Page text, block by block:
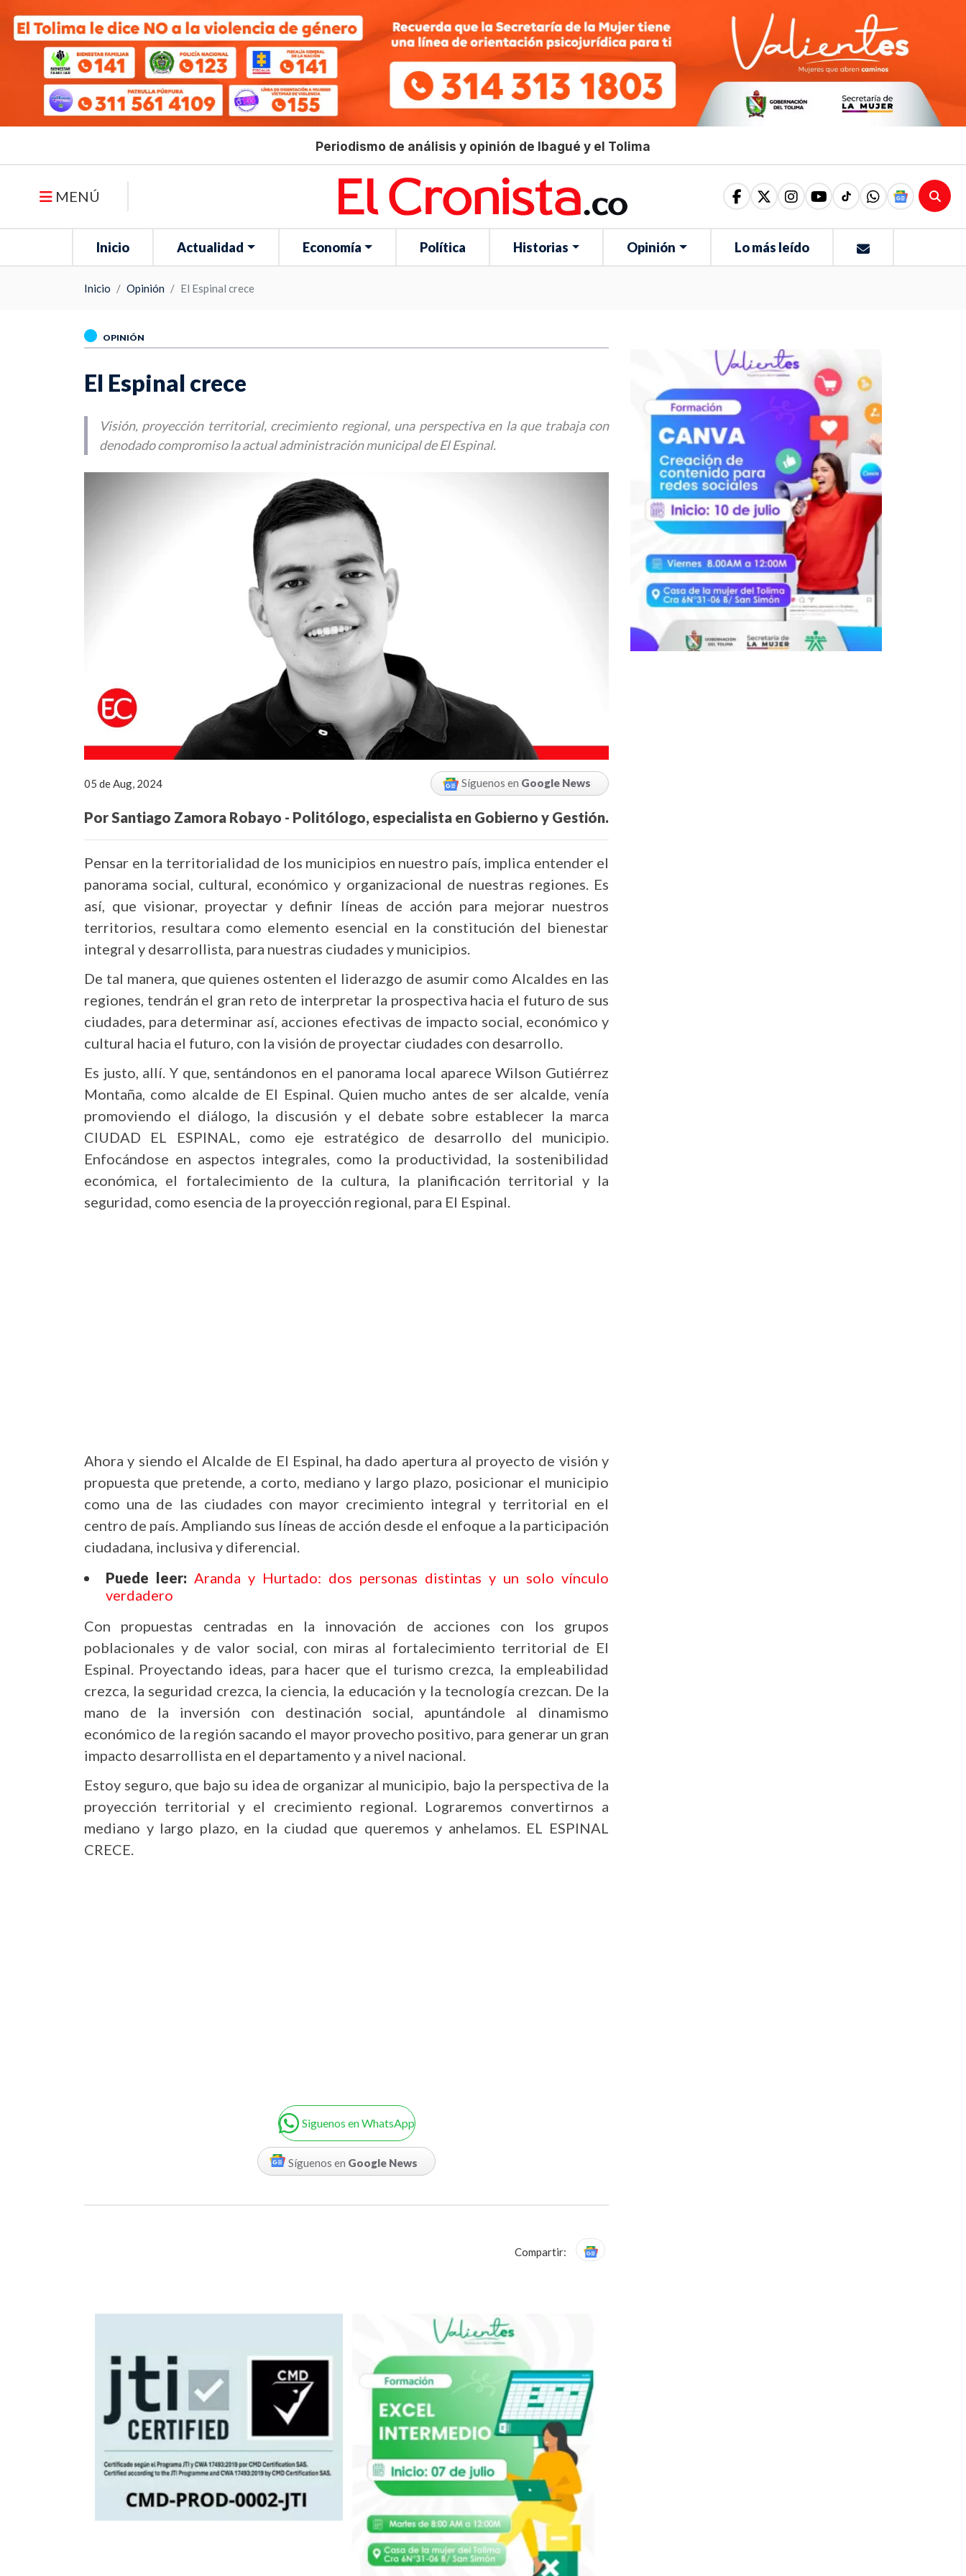
Periodismo de análisis y opinión de Ibagué y el Tolima
MENÚ
Inicio Actualidad Economía Política Historias Opinión Lo más leído
Inicio Opinión El Espinal crece
OPINIÓN
El Espinal crece
Visión, proyección territorial, crecimiento regional, una perspectiva en la que trabaja con
denodado compromiso la actual administración municipal de El Espinal.
05 de Aug, 2024 Síguenos en Google News
Por Santiago Zamora Robayo - Politólogo, especialista en Gobierno y Gestión.
Pensar en la territorialidad de los municipios en nuestro país, implica entender el
panorama social, cultural, económico y organizacional de nuestras regiones. Es
así, que visionar, proyectar y definir líneas de acción para mejorar nuestros
territorios, resultara como elemento esencial en la constitución del bienestar
integral y desarrollista, para nuestras ciudades y municipios.
De tal manera, que quienes ostenten el liderazgo de asumir como Alcaldes en las
regiones, tendrán el gran reto de interpretar la prospectiva hacia el futuro de sus
ciudades, para determinar así, acciones efectivas de impacto social, económico y
cultural hacia el futuro, con la visión de proyectar ciudades con desarrollo.
Es justo, allí. Y que, sentándonos en el panorama local aparece Wilson Gutiérrez
Montaña, como alcalde de El Espinal. Quien mucho antes de ser alcalde, venía
promoviendo el diálogo, la discusión y el debate sobre establecer la marca
CIUDAD EL ESPINAL, como eje estratégico de desarrollo del municipio.
Enfocándose en aspectos integrales, como la productividad, la sostenibilidad
económica, el fortalecimiento de la cultura, la planificación territorial y la
seguridad, como esencia de la proyección regional, para El Espinal.
Ahora y siendo el Alcalde de El Espinal, ha dado apertura al proyecto de visión y
propuesta que pretende, a corto, mediano y largo plazo, posicionar el municipio
como una de las ciudades con mayor crecimiento integral y territorial en el
centro de país. Ampliando sus líneas de acción desde el enfoque a la participación
ciudadana, inclusiva y diferencial.
Puede leer: Aranda y Hurtado: dos personas distintas y un solo vínculo
verdadero
Con propuestas centradas en la innovación de acciones con los grupos
poblacionales y de valor social, con miras al fortalecimiento territorial de El
Espinal. Proyectando ideas, para hacer que el turismo crezca, la empleabilidad
crezca, la seguridad crezca, la ciencia, la educación y la tecnología crezcan. De la
mano de la inversión con destinación social, apuntándole al dinamismo
económico de la región sacando el mayor provecho positivo, para generar un gran
impacto desarrollista en el departamento y a nivel nacional.
Estoy seguro, que bajo su idea de organizar al municipio, bajo la perspectiva de la
proyección territorial y el crecimiento regional. Lograremos convertirnos a
mediano y largo plazo, en la ciudad que queremos y anhelamos. EL ESPINAL
CRECE.
Siguenos en WhatsApp
Síguenos en Google News
Compartir: